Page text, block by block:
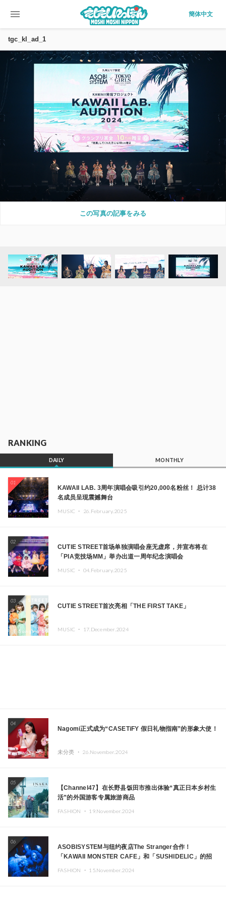
menu 簡体中文
tgc_kl_ad_1
この写真の記事をみる
RANKING
DAILY MONTHLY
01
KAWAII LAB. 3周年演唱会吸引约20,000名粉丝！ 总计38
名成员呈现震撼舞台
MUSIC ・ 26.February.2025
02
CUTIE STREET首场单独演唱会座无虚席，并宣布将在
「PIA竞技场MM」举办出道一周年纪念演唱会
MUSIC ・ 04.February.2025
03
CUTIE STREET首次亮相「THE FIRST TAKE」
MUSIC ・ 17.December.2024
04
Nagomi正式成为“CASETiFY 假日礼物指南”的形象大使！
未分类 ・ 26.November.2024
05
【Channel47】在长野县饭田市推出体验“真正日本乡村生
活”的外国游客专属旅游商品
FASHION ・ 19.November.2024
06
ASOBISYSTEM与纽约夜店The Stranger合作！
「KAWAII MONSTER CAFE」和「SUSHIDELIC」的招
FASHION ・ 15.November.2024